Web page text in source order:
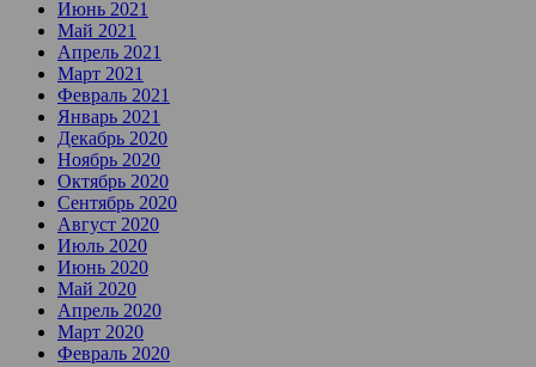
Июнь 2021
Май 2021
Апрель 2021
Март 2021
Февраль 2021
Январь 2021
Декабрь 2020
Ноябрь 2020
Октябрь 2020
Сентябрь 2020
Август 2020
Июль 2020
Июнь 2020
Май 2020
Апрель 2020
Март 2020
Февраль 2020